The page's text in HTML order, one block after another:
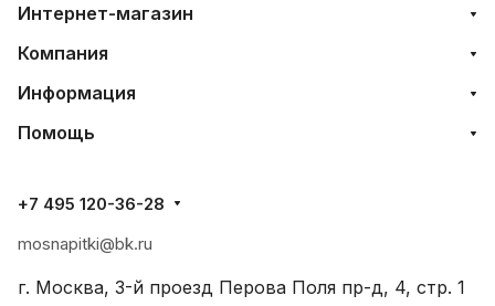
Интернет-магазин
Компания
Информация
Помощь
+7 495 120-36-28
mosnapitki@bk.ru
г. Москва, 3-й проезд Перова Поля пр-д, 4, стр. 1